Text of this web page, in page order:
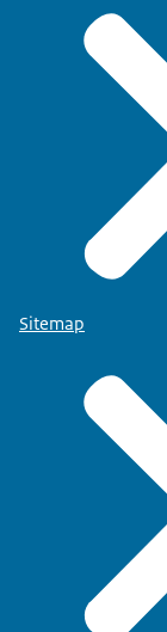
Sitemap